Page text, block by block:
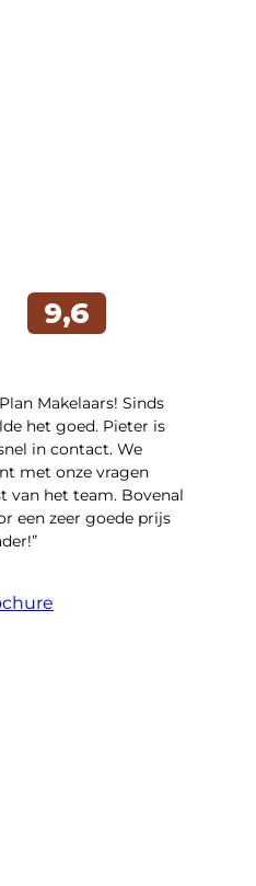
Makelaars! Sinds
het goed. Pieter is
in contact. We
met onze vragen
van het team. Bovenal
een zeer goede prijs